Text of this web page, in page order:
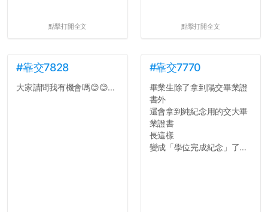
點擊打開全文 點擊打開全文
#靠交7828
大家請問我有機會嗎😊😊...
#靠交7770
畢業生除了拿到陽交畢業證
書外
還會拿到純紀念用的交大畢
業證書
長這樣
變成「學位完成紀念」了...